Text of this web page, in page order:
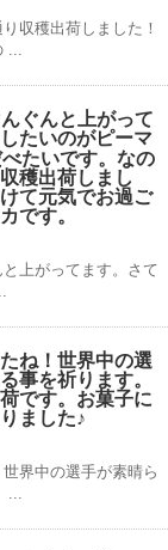
収穫出荷しました！
ぐんと上がって
たいのがピーマ
たいです。なの
穫出荷しまし
て元気でお過ご
です。
上がってます。さて
ね！世界中の選
事を祈ります。
です。お菓子に
ました♪
界中の選手が素晴ら